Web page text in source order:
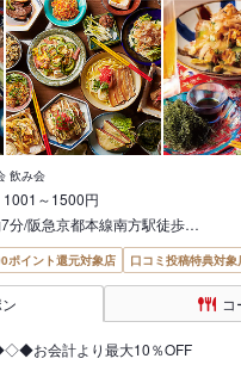
飲み会
1001～1500円
分/阪急京都本線南方駅徒歩…
ポイント還元対象店 口コミ投稿特典対象
コ
お会計より最大10％OFF